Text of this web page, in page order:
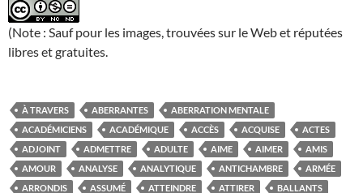
(Note : Sauf pour les images, trouvées sur le Web et réputées
libres et gratuites.
À TRAVERS ABERRANTES
ABERRATION MENTALE
ACADÉMICIENS
ACADÉMIQUE ACCÈS ACQUISE
ACTES
ADJOINT
ADMETTRE ADULTE AIME AIMER
AMIS
AMOUR
ANALYSE ANALYTIQUE ANTICHAMBRE
ARMÉE
ARRONDIS
ASSUMÉ ATTEINDRE ATTIRER
BALLANTS